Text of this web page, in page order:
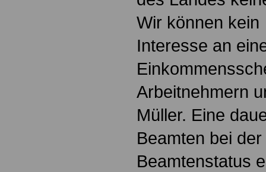
Wir können kein
Interesse an
Arbeitnehmern
Müller. Eine
Beamten bei
Beamtenstatus